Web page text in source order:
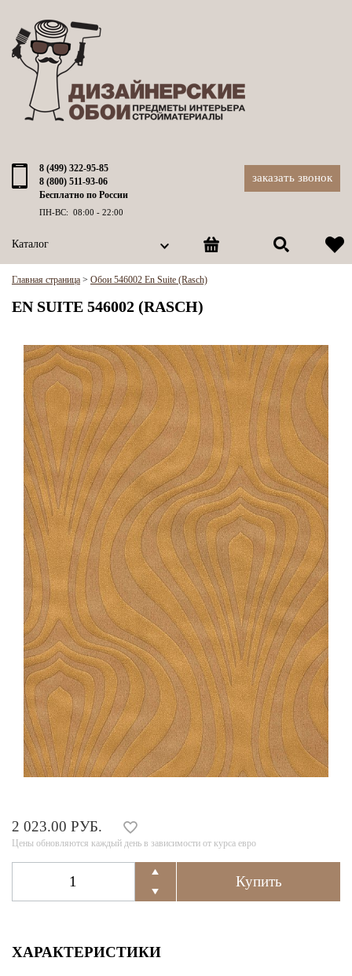
8 (499) 322-95-85
8 (800) 511-93-06
Бесплатно по России
ПН-ВС: 08:00 - 22:00
заказать звонок
Каталог
Главная страница > Обои 546002 En Suite (Rasch)
EN SUITE 546002 (RASCH)
2 023.00 РУБ.
Цены обновляются каждый день в зависимости от курса евро
ХАРАКТЕРИСТИКИ